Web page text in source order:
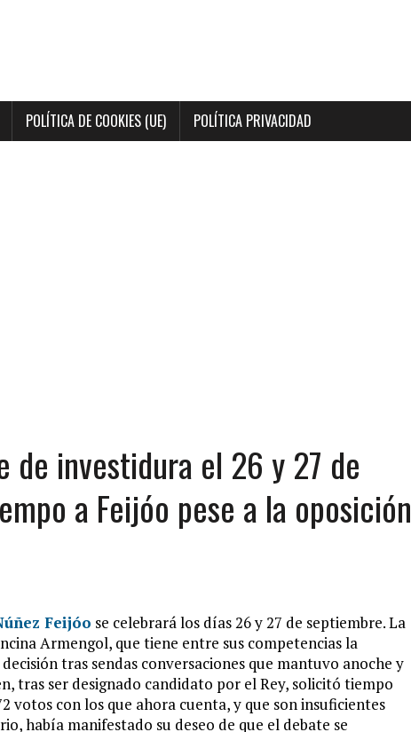
POLÍTICA DE COOKIES (UE) POLÍTICA PRIVACIDAD
de investidura el 26 y 27 de
a Feijóo pese a la oposición
Feijóo se celebrará los días 26 y 27 de septiembre. La
Armengol, que tiene entre sus competencias la
tras sendas conversaciones que mantuvo anoche y
tras ser designado candidato por el Rey, solicitó tiempo
votos con los que ahora cuenta, y que son insuficientes
había manifestado su deseo de que el debate se